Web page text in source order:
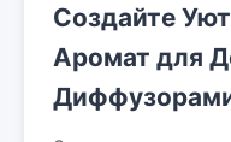
Создайте
Аромат для